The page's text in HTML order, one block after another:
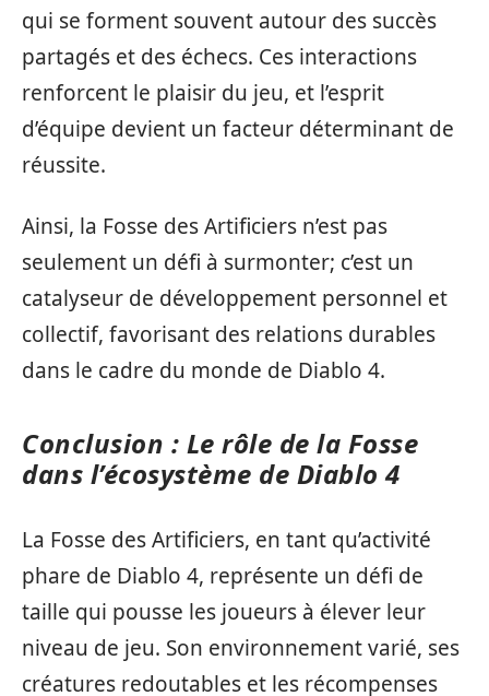
qui se forment souvent autour des succès
partagés et des échecs. Ces interactions
renforcent le plaisir du jeu, et l’esprit
d’équipe devient un facteur déterminant de
réussite.
Ainsi, la Fosse des Artificiers n’est pas
seulement un défi à surmonter; c’est un
catalyseur de développement personnel et
collectif, favorisant des relations durables
dans le cadre du monde de Diablo 4.
Conclusion : Le rôle de la Fosse
dans l’écosystème de Diablo 4
La Fosse des Artificiers, en tant qu’activité
phare de Diablo 4, représente un défi de
taille qui pousse les joueurs à élever leur
niveau de jeu. Son environnement varié, ses
créatures redoutables et les récompenses